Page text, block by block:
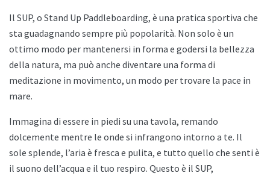
Il SUP, o Stand Up Paddleboarding, è una pratica sportiva che
sta guadagnando sempre più popolarità. Non solo è un
ottimo modo per mantenersi in forma e godersi la bellezza
della natura, ma può anche diventare una forma di
meditazione in movimento, un modo per trovare la pace in
mare.
Immagina di essere in piedi su una tavola, remando
dolcemente mentre le onde si infrangono intorno a te. Il
sole splende, l’aria è fresca e pulita, e tutto quello che senti è
il suono dell’acqua e il tuo respiro. Questo è il SUP,